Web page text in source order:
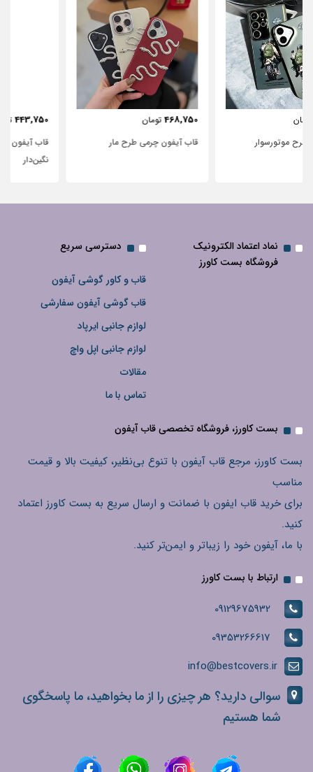
قاب آیفون چرمی طرح مار
قاب آیفون شفاف با پاپیون سفید و
نماد اعتماد الکترونیک
فروشگاه بست کاورز
دسترسی سریع
قاب و کاور گوشی آیفون
قاب گوشی آیفون سفارشی
لوازم جانبی ایرپاد
لوازم جانبی اپل واچ
مقالات
تماس با ما
بست کاورز، فروشگاه تخصصی قاب آیفون
بست کاورز، مرجع قاب آیفون با تنوع بی‌نظیر، کیفیت بالا و قیمت
مناسب
برای خرید قاب ایفون با ضمانت و ارسال سریع به بست کاورز اعتماد
کنید.
با ما، آیفون خود را زیباتر و ایمن‌تر کنید.
ارتباط با بست کاورز
09129675932
09353266617
info@bestcovers.ir
سوالی دارید؟ هر چیزی را از ما بخواهید، ما پاسخگوی
شما هستیم